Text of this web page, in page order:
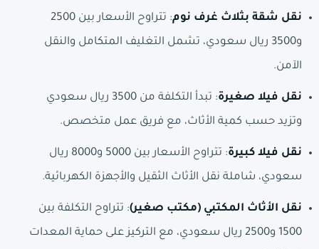
نقل شقة بثلاث غرف نوم
: تتراوح الأسعار بين 2500
و3500 ريال سعودي، تشمل التغليف المتكامل والنقل
الآمن.
نقل فيلا صغيرة
: تبدأ التكلفة من 3500 ريال سعودي
وتزيد حسب كمية الأثاث، مع فريق عمل متخصص.
نقل فيلا كبيرة
: تتراوح الأسعار بين 5000 و8000 ريال
سعودي، شاملة نقل الأثاث الثقيل والأجهزة الكهربائية.
نقل الأثاث المكتبي (مكتب صغير): تتراوح التكلفة بين
1500 و2500 ريال سعودي، مع التركيز على حماية المعدات